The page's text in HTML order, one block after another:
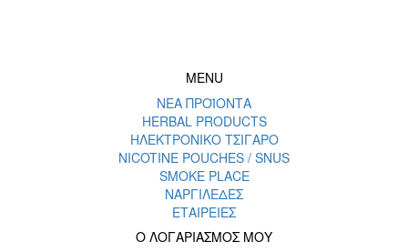
MENU
ΝΕΑ ΠΡΟΪΟΝΤΑ
HERBAL PRODUCTS
ΗΛΕΚΤΡΟΝΙΚΟ ΤΣΙΓΑΡΟ
NICOTINE POUCHES / SNUS
SMOKE PLACE
ΝΑΡΓΙΛΕΔΕΣ
ΕΤΑΙΡΕΙΕΣ
Ο ΛΟΓΑΡΙΑΣΜΟΣ ΜΟΥ